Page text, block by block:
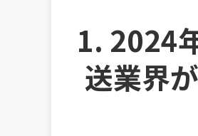
1. 2024
送業界